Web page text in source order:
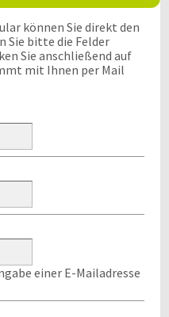
können Sie direkt den
Sie bitte die Felder
Sie anschließend auf
mit Ihnen per Mail
einer E-Mailadresse